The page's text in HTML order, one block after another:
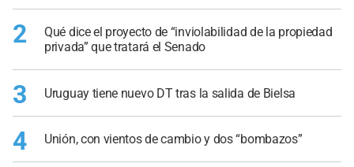
2
Qué dice el proyecto de “inviolabilidad de la propiedad
privada” que tratará el Senado
3 Uruguay tiene nuevo DT tras la salida de Bielsa
4 Unión, con vientos de cambio y dos “bombazos”